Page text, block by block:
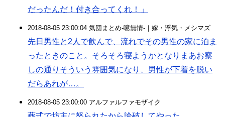
だったんだ！付き合ってくれ！」
2018-08-05 23:00:04 気団まとめ-噫無情-｜嫁・浮気・メシマズ
先日男性と2人で飲んで、流れでその男性の家に泊ま
ったときのこと。そろそろ寝ようかとなりまあお察
しの通りそういう雰囲気になり、男性が下着を脱い
だらあれが…。
2018-08-05 23:00:00 アルファルファモザイク